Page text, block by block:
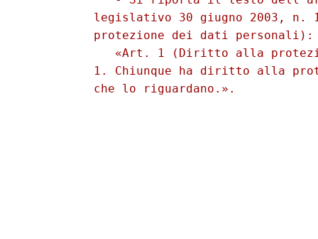
legislativo 30 giugno 2003, n.
protezione dei dati
«Art. 1 (Diritto alla
1. Chiunque ha diritto alla